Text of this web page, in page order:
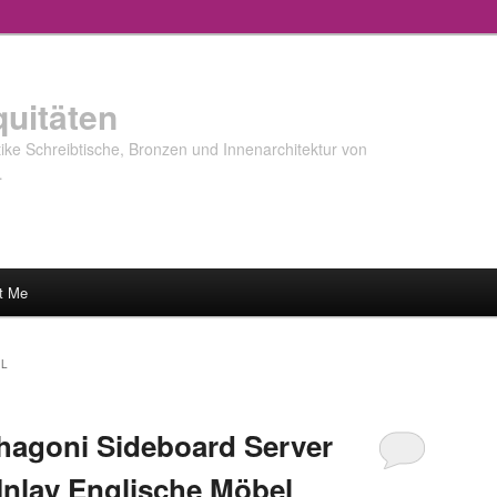
Schreibtische, Bronzen und Innenarchitektur von
Me
Sideboard Server